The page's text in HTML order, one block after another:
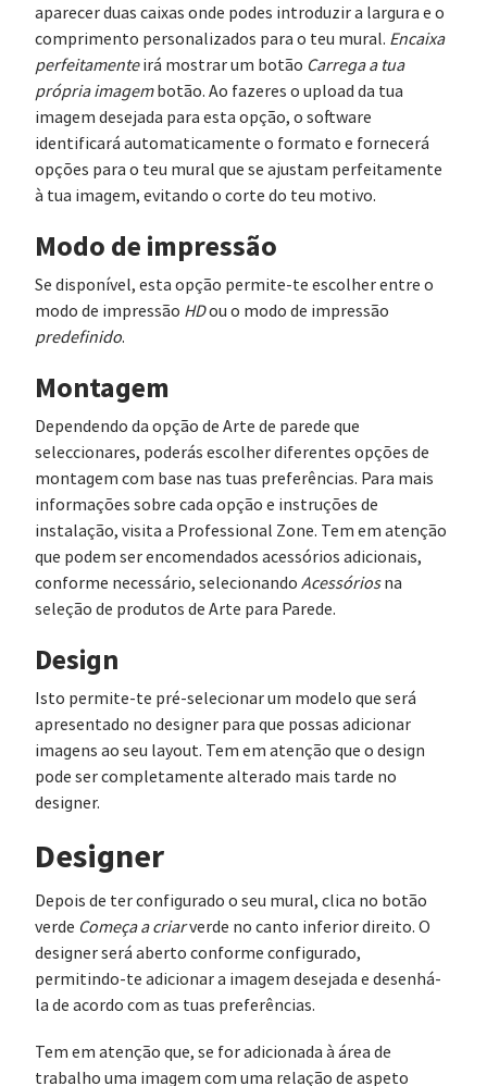
aparecer duas caixas onde podes introduzir a largura e o
comprimento personalizados para o teu mural. Encaixa
perfeitamenteirá mostrar um botão Carrega a tua
própria imagembotão. Ao fazeres o upload da tua
imagem desejada para esta opção, o software
identificará automaticamente o formato e fornecerá
opções para o teu mural que se ajustam perfeitamente
à tua imagem, evitando o corte do teu motivo.
Modo de impressão
Se disponível, esta opção permite-te escolher entre o
modo de impressão HDou o modo de impressão
predefinido.
Montagem
Dependendo da opção de Arte de parede que
seleccionares, poderás escolher diferentes opções de
montagem com base nas tuas preferências. Para mais
informações sobre cada opção e instruções de
instalação, visita a Professional Zone. Tem em atenção
que podem ser encomendados acessórios adicionais,
conforme necessário, selecionando Acessóriosna
seleção de produtos de Arte para Parede.
Design
Isto permite-te pré-selecionar um modelo que será
apresentado no designer para que possas adicionar
imagens ao seu layout. Tem em atenção que o design
pode ser completamente alterado mais tarde no
designer.
Designer
Depois de ter configurado o seu mural, clica no botão
verde Começa a criarverde no canto inferior direito. O
designer será aberto conforme configurado,
permitindo-te adicionar a imagem desejada e desenhá-
la de acordo com as tuas preferências.
Tem em atenção que, se for adicionada à área de
trabalho uma imagem com uma relação de aspeto